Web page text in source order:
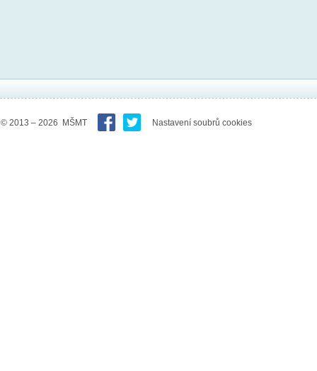
© 2013 – 2026 MŠMT Nastavení soubrů cookies